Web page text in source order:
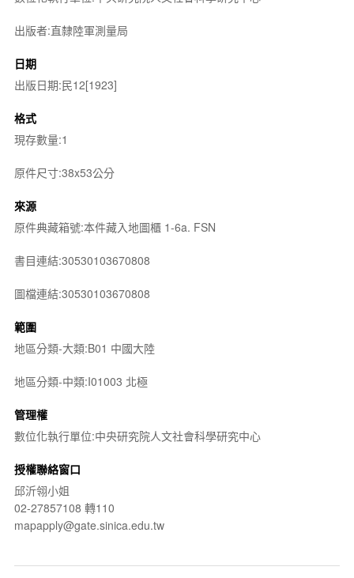
出版者:直隸陸軍測量局
日期
出版日期:民12[1923]
格式
現存數量:1
原件尺寸:38x53公分
來源
原件典藏箱號:本件藏入地圖櫃 1-6a. FSN
書目連結:30530103670808
圖檔連結:30530103670808
範圍
地區分類-大類:B01 中國大陸
地區分類-中類:I01003 北極
管理權
數位化執行單位:中央研究院人文社會科學研究中心
授權聯絡窗口
邱沂翎小姐
02-27857108 轉110
mapapply@gate.sinica.edu.tw